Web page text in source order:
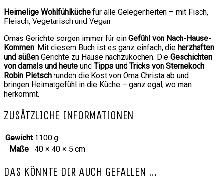
Heimelige Wohlfühlküche für alle Gelegenheiten – mit Fisch,
Fleisch, Vegetarisch und Vegan
Omas Gerichte sorgen immer für ein Gefühl von Nach-Hause-
Kommen. Mit diesem Buch ist es ganz einfach, die herzhaften
und süßen Gerichte zu Hause nachzukochen. Die Geschichten
von damals und heute und Tipps und Tricks von Sternekoch
Robin Pietsch runden die Kost von Oma Christa ab und
bringen Heimatgefühl in die Küche – ganz egal, wo man
herkommt.
ZUSÄTZLICHE INFORMATIONEN
Gewicht 1100 g
Maße
40 × 40 × 5 cm
DAS KÖNNTE DIR AUCH GEFALLEN …